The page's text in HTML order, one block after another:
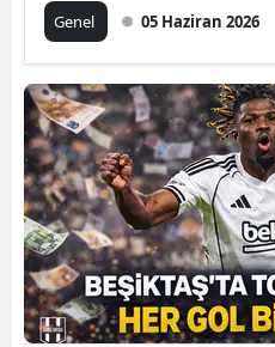
Genel 05 Haziran 2026